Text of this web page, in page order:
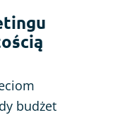
budżet